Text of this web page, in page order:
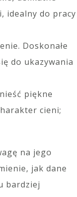
idealny do pracy
Doskonałe
do ukazywania
piękne
cieni;
na jego
jak dane
bardziej